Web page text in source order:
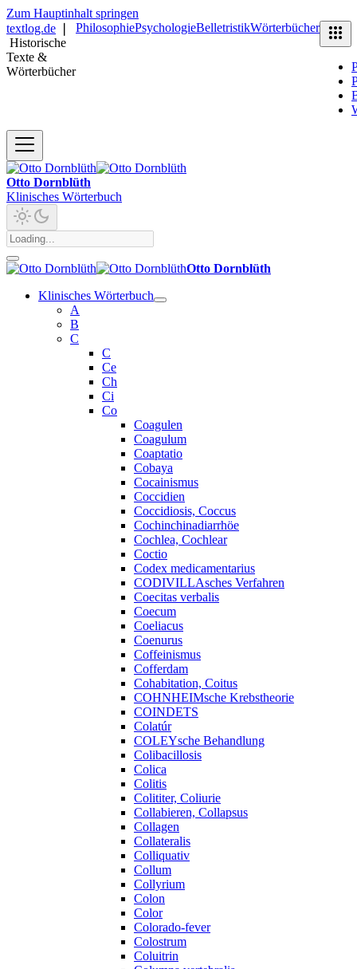
Zum Hauptinhalt springen
textlog.de
Historische
Texte &
Wörterbücher
PhilosophiePsychologieBelletristikWörterbücher
Otto Dornblüth
Klinisches Wörterbuch
Otto Dornblüth
Klinisches Wörterbuch
A
B
C
C
Ce
Ch
Ci
Co
Coagulen
Coagulum
Coaptatio
Cobaya
Cocainismus
Coccidien
Coccidiosis, Coccus
Cochinchinadiarrhöe
Cochlea, Cochlear
Coctio
Codex medicamentarius
CODIVILLAsches Verfahren
Coecitas verbalis
Coecum
Coeliacus
Coenurus
Coffeinismus
Cofferdam
Cohabitation, Coitus
COHNHEIMsche Krebstheorie
COINDETS
Colatúr
COLEYsche Behandlung
Colibacillosis
Colica
Colitis
Colititer, Coliurie
Collabieren, Collapsus
Collagen
Collateralis
Colliquativ
Collum
Collyrium
Colon
Color
Colorado-fever
Colostrum
Coluitrin